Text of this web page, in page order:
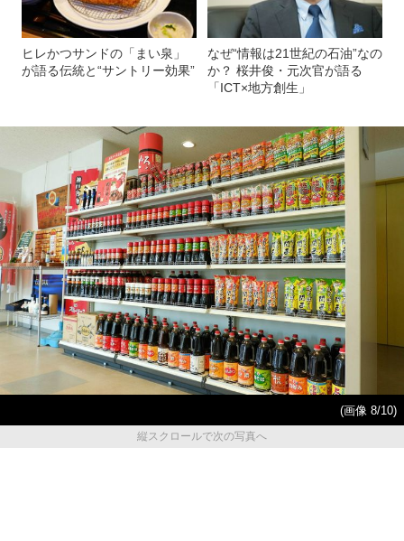
ヒレかつサンドの「まい泉」
が語る伝統と“サントリー効果”
なぜ“情報は21世紀の石油”なの
か？ 桜井俊・元次官が語る
「ICT×地方創生」
(画像 8/10)
縦スクロールで次の写真へ